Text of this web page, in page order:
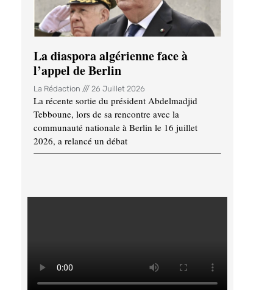
La diaspora algérienne face à
l’appel de Berlin
La Rédaction 26 Juillet 2026
La récente sortie du président Abdelmadjid
Tebboune, lors de sa rencontre avec la
communauté nationale à Berlin le 16 juillet
2026, a relancé un débat